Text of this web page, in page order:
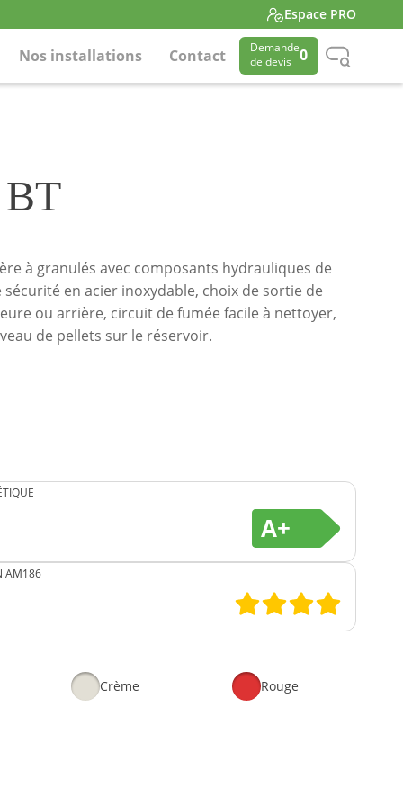
Espace PRO
Nos installations Contact
Demande
de devis 0
BT
à granulés avec composants hydrauliques de
en acier inoxydable, choix de sortie de
ou arrière, circuit de fumée facile à nettoyer,
de pellets sur le réservoir.
A+
AM186
Crème Rouge